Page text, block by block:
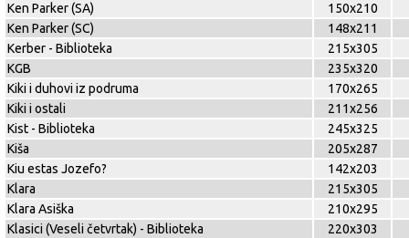
Ken Parker (SA)
150x210
Ken Parker (SC)
148x211
Kerber - Biblioteka
215x305
KGB
235x320
Kiki i duhovi iz podruma
170x265
Kiki i ostali
211x256
Kist - Biblioteka
245x325
Kiša
205x287
Kiu estas Jozefo?
142x203
Klara
215x305
Klara Asiška
210x295
Klasici (Veseli četvrtak) - Biblioteka
220x303